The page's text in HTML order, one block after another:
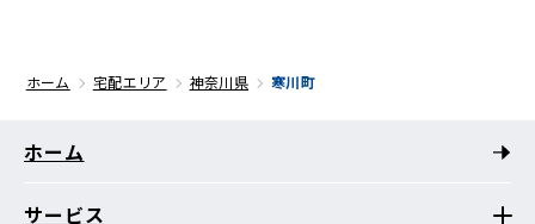
ホーム 宅配エリア 神奈川県 寒川町
ホーム
サービス